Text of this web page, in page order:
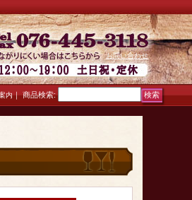
内｜
お問い合わせ
商品検索: